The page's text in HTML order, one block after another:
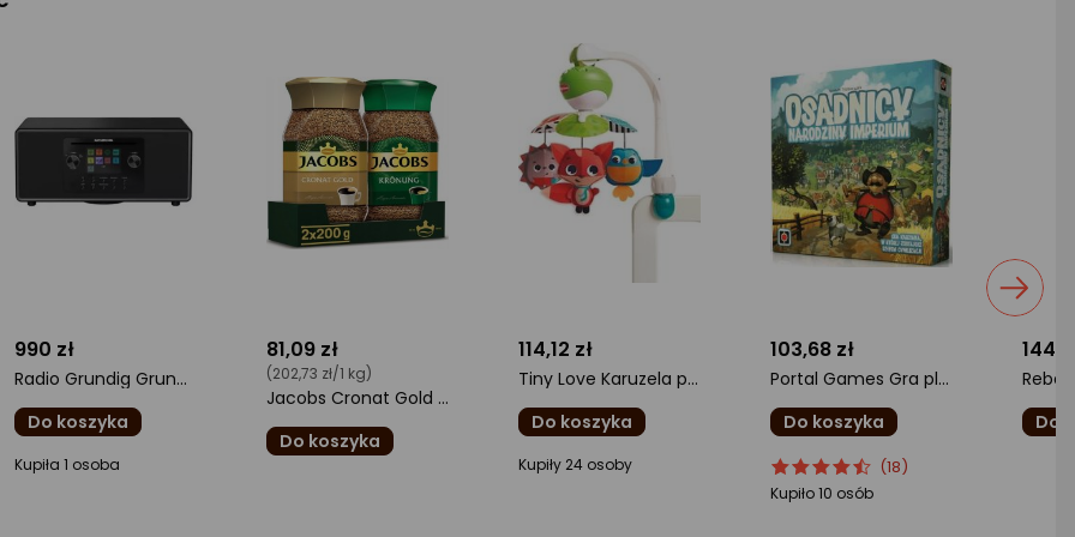
990 zł
Radio Grundig Grundig DTR 7100
Do koszyka
ocena
Kupiła 1 osoba
81,09 zł
(202,73 zł/1 kg)
Jacobs Cronat Gold & Koronny Kawa rozpuszczalna 200 g x 2 sztuk
Do koszyka
114,12 zł
Tiny Love Karuzela podróżna - Zabawa na łące
Do koszyka
ocena
Kupiły 24 osoby
103,68 zł
Portal Games Gra planszowa Osadnicy: Narodziny Imperium
Do koszyka
ocena
produktu
Ocena
produktu
(18)
Kupiło 10 osób
Do